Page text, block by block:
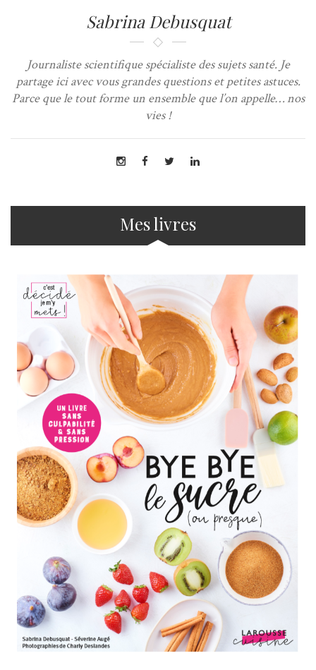
Sabrina Debusquat
Journaliste scientifique spécialiste des sujets santé. Je
partage ici avec vous grandes questions et petites astuces.
Parce que le tout forme un ensemble que l’on appelle… nos
vies !
Mes livres